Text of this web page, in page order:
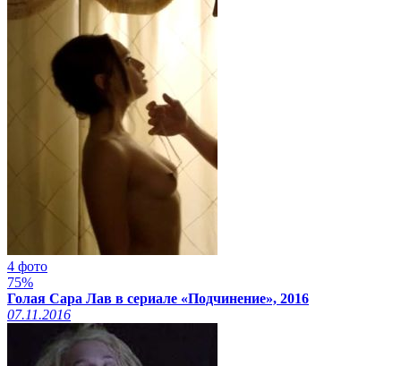
4 фото
75%
Голая Сара Лав в сериале «Подчинение», 2016
07.11.2016